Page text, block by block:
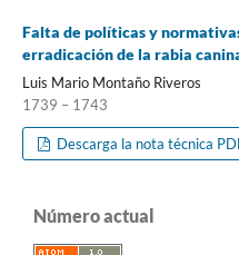
Falta de políticas y
erradicación de la rabia
Luis Mario Montaño Riveros
1739 – 1743
Descarga la nota técnica
Número actual